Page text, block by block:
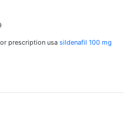
prescription usa sildenafil 100 mg